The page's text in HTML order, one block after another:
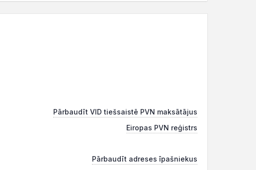
Pārbaudīt VID tiešsaistē PVN maksātājus
Eiropas PVN reģistrs
Pārbaudīt adreses īpašniekus